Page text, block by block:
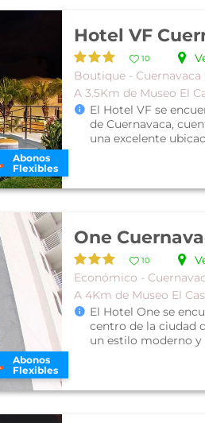
Abonos
Flexibles
Hotel VF
10
Boutique - Cuernavaca
A 3.5Km de Museo El
El Hotel VF se
de Cuernavaca,
una excelente
Abonos
Flexibles
One
10
Económico -
A 4Km de Museo El
El Hotel One se
centro de la ciudad
un estilo moderno y